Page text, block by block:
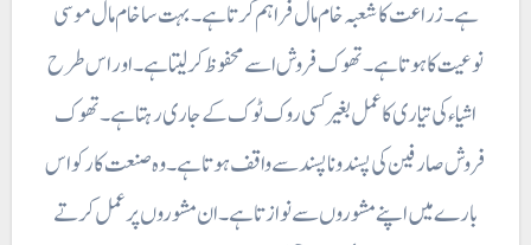
ہے۔ زراعت کا شعبہ خام مال فراہم کرتا ہے۔ بہت سا خام مال موسی
نوعیت کا ہوتا ہے۔ تھوک فروش اسے محفوظ کر لیتا ہے۔ اور اس طرح
اشیاء کی تیاری کا عمل بغیر کسی روک ٹوک کے جاری رہتا ہے۔ تھوک
فروش صارفین کی پسند و نا پسند سے واقف ہوتا ہے۔ وہ صنعت کار کو اس
بارے میں اپنے مشوروں سے نوازتا ہے ۔ ان مشوروں پر عمل کرتے